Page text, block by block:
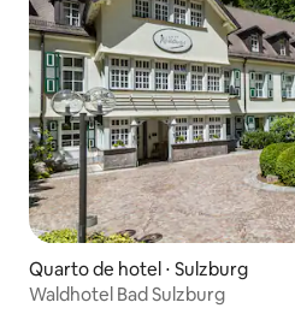
Quarto de hotel ⋅ Sulzburg
Waldhotel Bad Sulzburg